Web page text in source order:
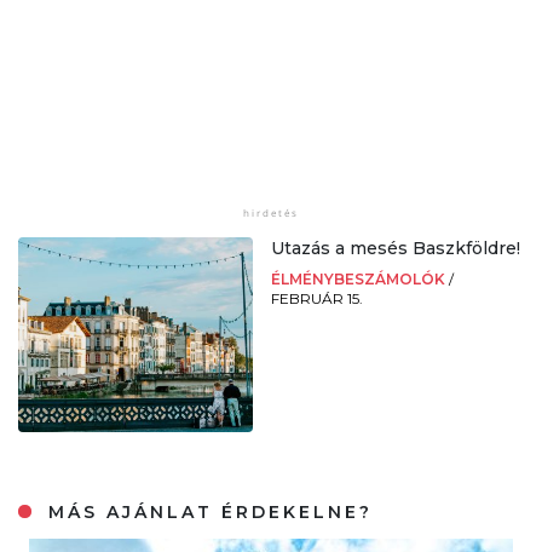
Utazás a mesés Baszkföldre!
ÉLMÉNYBESZÁMOLÓK /
FEBRUÁR 15.
MÁS AJÁNLAT ÉRDEKELNE?